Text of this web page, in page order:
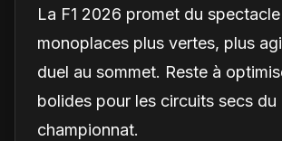
La F1 2026 promet du
monoplaces plus vertes, plus
duel au sommet. Reste à
bolides pour les circuits secs du
championnat.